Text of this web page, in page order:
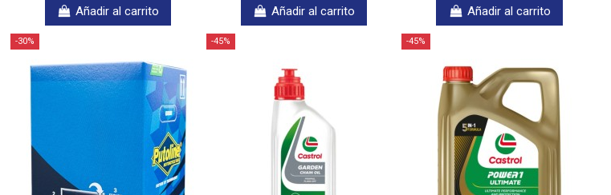
Añadir al carrito Añadir al carrito Añadir al carrito
-30% -45% -45%